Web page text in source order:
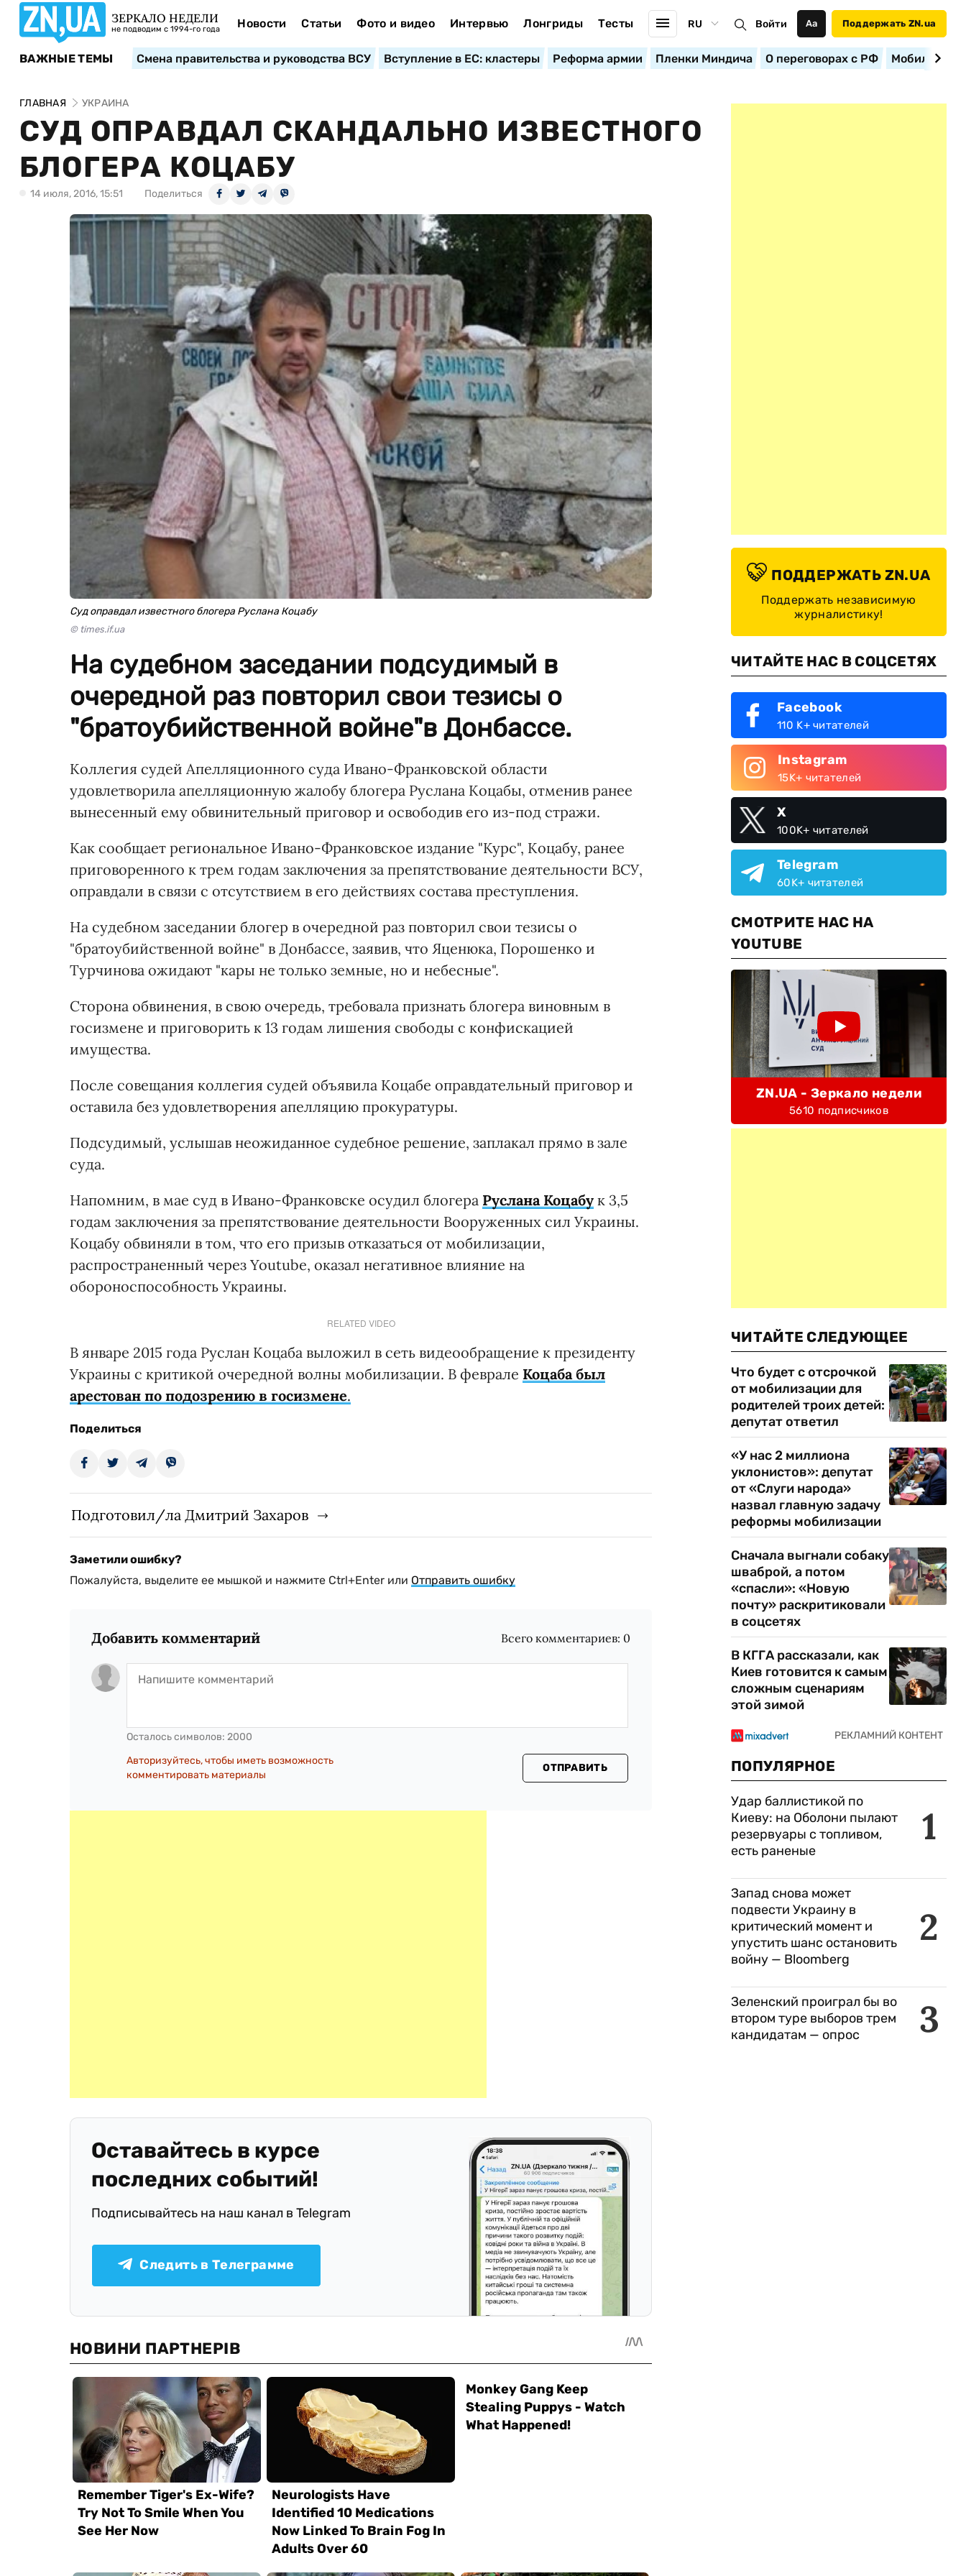
ЗЕРКАЛО НЕДЕЛИ
не подводим с 1994-го года Новости Статьи Фото и видео Интервью Лонгриды Тесты RU Войти Аа Поддержать ZN.ua
ВАЖНЫЕ ТЕМЫ Смена правительства и руководства ВСУ Вступление в ЕС: кластеры Реформа армии Пленки Миндича О переговорах с РФ
ГЛАВНАЯ УКРАИНА
СУД ОПРАВДАЛ СКАНДАЛЬНО ИЗВЕСТНОГО
БЛОГЕРА КОЦАБУ
14 июля, 2016, 15:51 Поделиться
Суд оправдал известного блогера Руслана Коцабу
© times.if.ua
На судебном заседании подсудимый в
очередной раз повторил свои тезисы о
"братоубийственной войне"в Донбассе.
Коллегия судей Апелляционного суда Ивано-Франковской области
удовлетворила апелляционную жалобу блогера Руслана Коцабы, отменив ранее
вынесенный ему обвинительный приговор и освободив его из-под стражи.
Как сообщает региональное Ивано-Франковское издание "Курс", Коцабу, ранее
приговоренного к трем годам заключения за препятствование деятельности ВСУ,
оправдали в связи с отсутствием в его действиях состава преступления.
На судебном заседании блогер в очередной раз повторил свои тезисы о
"братоубийственной войне" в Донбассе, заявив, что Яценюка, Порошенко и
Турчинова ожидают "кары не только земные, но и небесные".
Сторона обвинения, в свою очередь, требовала признать блогера виновным в
госизмене и приговорить к 13 годам лишения свободы с конфискацией
имущества.
После совещания коллегия судей объявила Коцабе оправдательный приговор и
оставила без удовлетворения апелляцию прокуратуры.
Подсудимый, услышав неожиданное судебное решение, заплакал прямо в зале
суда.
Напомним, в мае суд в Ивано-Франковске осудил блогера Руслана Коцабу к 3,5
годам заключения за препятствование деятельности Вооруженных сил Украины.
Коцабу обвиняли в том, что его призыв отказаться от мобилизации,
распространенный через Youtube, оказал негативное влияние на
обороноспособность Украины.
RELATED VIDEO
В январе 2015 года Руслан Коцаба выложил в сеть видеообращение к президенту
Украины с критикой очередной волны мобилизации. В феврале Коцаба был
арестован по подозрению в госизмене.
Поделиться
Подготовил/ла Дмитрий Захаров
Заметили ошибку?
Пожалуйста, выделите ее мышкой и нажмите Ctrl+Enter или Отправить ошибку
Добавить комментарий Всего комментариев: 0
Осталось символов: 2000
Авторизуйтесь, чтобы иметь возможность
комментировать материалы
ОТПРАВИТЬ
Оставайтесь в курсе
последних событий!
Подписывайтесь на наш канал в Telegram
Следить в Телеграмме
ПОДДЕРЖАТЬ ZN.UA
Поддержать независимую
журналистику!
ЧИТАЙТЕ НАС В СОЦСЕТЯХ
Facebook
110 K+ читателей
Instagram
15K+ читателей
X
100K+ читателей
Telegram
60K+ читателей
СМОТРИТЕ НАС НА
YOUTUBE
ZN.UA - Зеркало недели
5610 подписчиков
ЧИТАЙТЕ СЛЕДУЮЩЕЕ
Что будет с отсрочкой
от мобилизации для
родителей троих детей:
депутат ответил
«У нас 2 миллиона
уклонистов»: депутат
от «Слуги народа»
назвал главную задачу
реформы мобилизации
Сначала выгнали собаку
шваброй, а потом
«спасли»: «Новую
почту» раскритиковали
в соцсетях
В КГГА рассказали, как
Киев готовится к самым
сложным сценариям
этой зимой
ПОПУЛЯРНОЕ
1
Удар баллистикой по
Киеву: на Оболони пылают
резервуары с топливом,
есть раненые
2
Запад снова может
подвести Украину в
критический момент и
упустить шанс остановить
войну — Bloomberg
3
Зеленский проиграл бы во
втором туре выборов трем
кандидатам — опрос